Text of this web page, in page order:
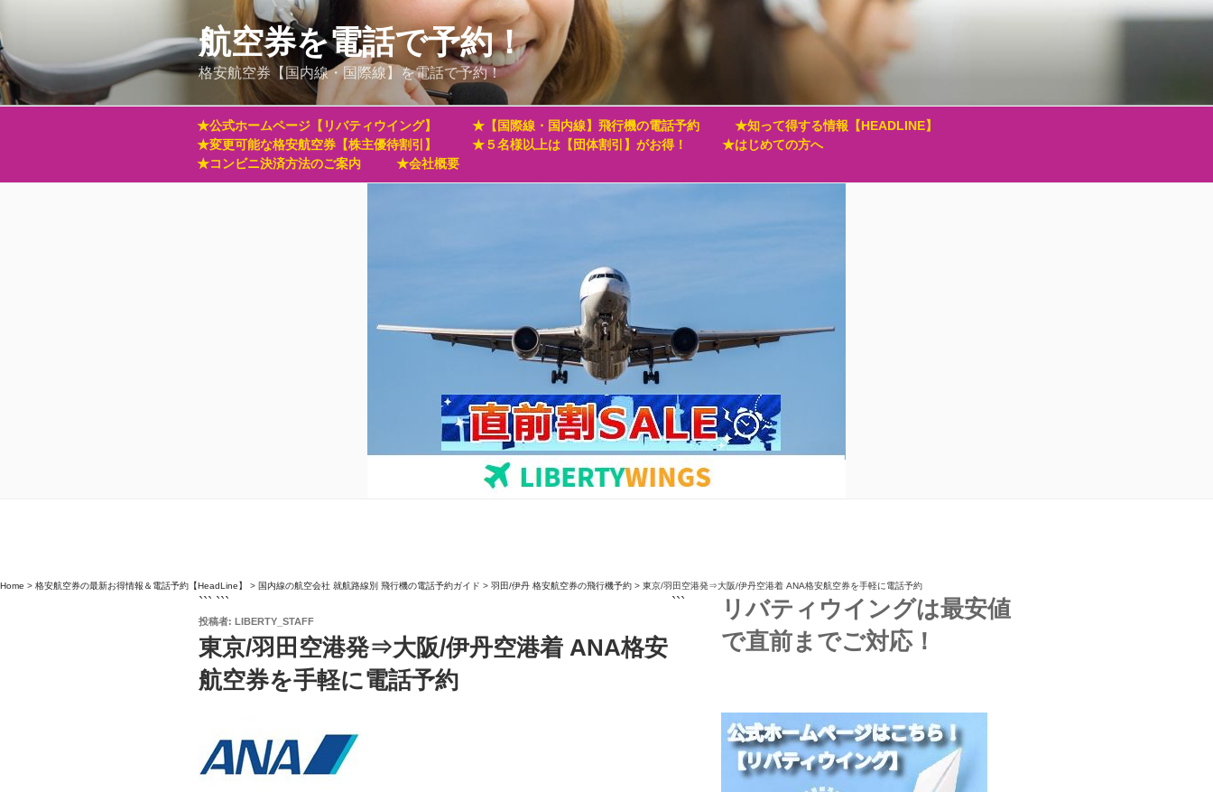
ン
テ
ン
ツ
ッ
航空券を電話で予約！
格安航空券【国内線・国際線】を電話で予約！
★公式ホームページ【リバティウイング】 ★【国際線・国内線】飛行機の電話予約
★知って得する情報【HEADLINE】
★変更可能な格安航空券【株主優待割引】
★５名様以上は【団体割引】がお得！
★はじめての方へ
★コンビニ決済方法のご案内
★会社概要
Home > 格安航空券の最新お得情報＆電話予約【HeadLine】 > 国内線の航空会社 就航路線別 飛行機の電話予約ガイド > 羽田/伊丹 格安航空券の飛行機予約 > 東京/羽田空港発⇒大阪/伊丹空港着 ANA格安航空券を手軽に電話予約
``` ```
投
日:
投稿者: LIBERTY_STAFF
東京/羽田空港発⇒大阪/伊丹空港着 ANA格安
航空券を手軽に電話予約
リバティウイングは最安値
で直前までご対応！
```